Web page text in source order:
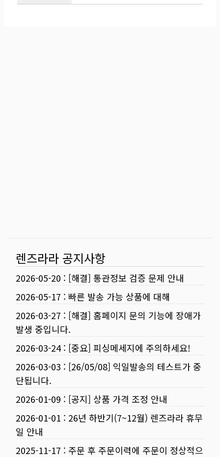
렌즈라라 공지사항
2026-05-20 : [해결] 통관정보 검증 문제 안내
2026-05-17 : 빠른 발송 가능 상품에 대해
2026-03-27 : [해결] 홈페이지 문의 기능에 장애가
발생 중입니다.
2026-03-24: [중요] 피싱메세지에 주의하세요!
2026-03-03 : [26/05/08] 익일발송의 테스트가 중
단됩니다.
2026-01-09 : [공지] 상품 가격 조정 안내
2026-01-01 : 26년 하반기(7~12월) 렌즈라라 휴무
일 안내
2025-11-17 : 주문 후 주문이력에 주문이 정상적으